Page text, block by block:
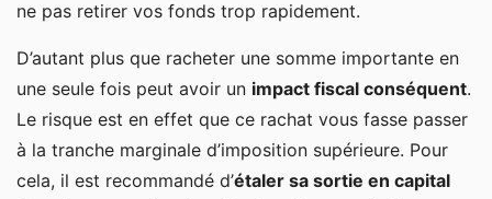
ne pas retirer vos fonds trop rapidement.
D’autant plus que racheter une somme importante en
une seule fois peut avoir un impact fiscal conséquent.
Le risque est en effet que ce rachat vous fasse passer
à la tranche marginale d’imposition supérieure. Pour
cela, il est recommandé d’étaler sa sortie en capital